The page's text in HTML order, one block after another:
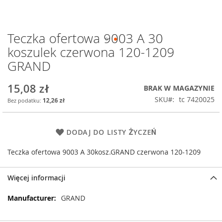
Przejdź
na
początek
galerii
Teczka ofertowa 9003 A 30
koszulek czerwona 120-1209
GRAND
15,08 zł
12,26 zł
BRAK W MAGAZYNIE
SKU
tc 7420025
DODAJ DO LISTY ŻYCZEŃ
Teczka ofertowa 9003 A 30kosz.GRAND czerwona 120-1209
Więcej informacji
Więcej
GRAND